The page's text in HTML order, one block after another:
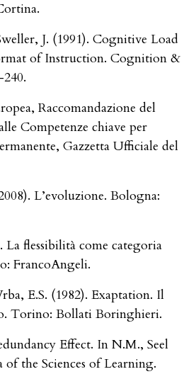
J. (1991). Cognitive Load
of Instruction. Cognition &
Raccomandazione del
Competenze chiave per
Gazzetta Ufficiale del
L’evoluzione. Bologna:
La flessibilità come categoria
FrancoAngeli.
E.S. (1982). Exaptation. Il
Torino: Bollati Boringhieri.
Effect. In N.M., Seel
of the Sciences of Learning.